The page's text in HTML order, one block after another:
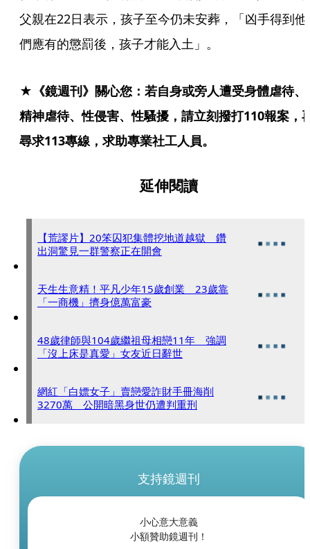
父親在22日表示，孩子至今仍未安葬，「凶手得到他
們應有的懲罰後，孩子才能入土」。
★《鏡週刊》關心您：若自身或旁人遭受身體虐待、
精神虐待、性侵害、性騷擾，請立刻撥打110報案，
尋求113專線，求助專業社工人員。
延伸閱讀
【荒謬片】20笨囚犯集體挖地道越獄 鑽
出洞驚見一群警察正在開會
天生生意精！平凡少年15歲創業 23歲靠
「一商機」擠身億萬富豪
48歲律師與104歲繼祖母相戀11年 強調
「沒上床是真愛」女友近日辭世
網紅「白嫖女子」賣戀愛詐財手冊海削
3270萬 公開暗黑身世仍遭判重刑
支持鏡週刊
小心意大意義
小額贊助鏡週刊！